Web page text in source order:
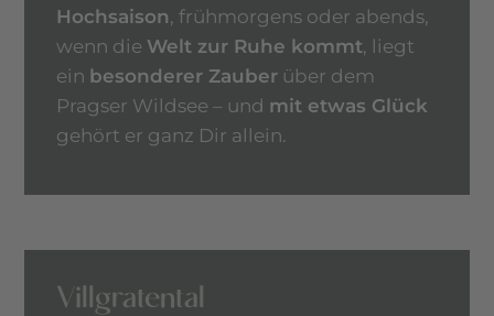
Hochsaison, frühmorgens oder abends,
wenn die Welt zur Ruhe kommt, liegt
ein besonderer Zauberüber dem
Pragser Wildsee – und mit etwas Glück
gehört er ganz Dir allein.
Villgratental